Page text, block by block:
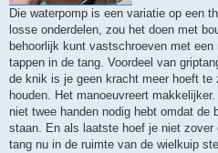
Die waterpomp is een variatie op een
losse onderdelen, zou het doen met
behoorlijk kunt vastschroeven met
tappen in de tang. Voordeel van
de knik is je geen kracht meer hoeft
houden. Het manoeuvreert
niet twee handen nodig hebt omdat de
staan. En als laatste hoef je niet zover
tang nu in de ruimte van de wielkuip